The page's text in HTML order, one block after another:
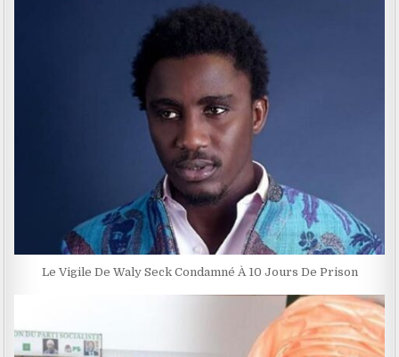
Le Vigile De Waly Seck Condamné À 10 Jours De Prison